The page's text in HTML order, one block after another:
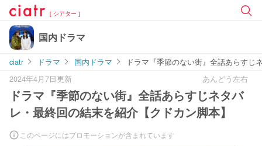
[ シアター ]
国内ドラマ
ciatr ドラマ 国内ドラマ
ドラマ『季節のない街』全話あらすじ
2024年4月7日更新
あんどう左右
ドラマ『季節のない街』全話あらすじネタバ
レ・最終回の結末を紹介【クドカン脚本】
このページにはプロモーションが含まれています